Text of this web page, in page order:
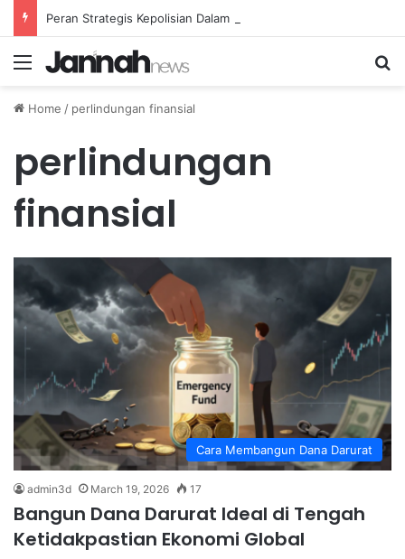
Menu
Home / perlindungan finansial
perlindungan
finansial
Cara Membangun Dana Darurat
admin3d March 19, 2026 17
Bangun Dana Darurat Ideal di Tengah
Ketidakpastian Ekonomi Global